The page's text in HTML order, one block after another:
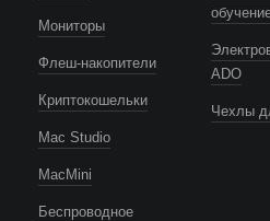
Мониторы
Флеш-накопители
Криптокошельки
Mac Studio
MacMini
Беспроводное
ADO
Чехлы